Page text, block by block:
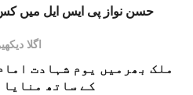
حسن نواز پی ایس ایل میں
اگلا
ملک بھرمیں یوم شہادت
کے ساتھ